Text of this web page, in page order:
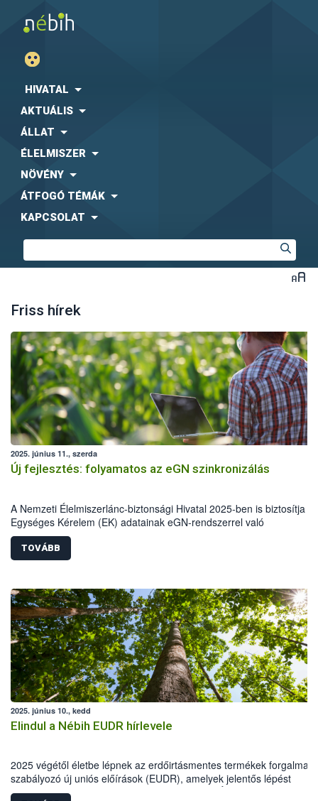
HIVATAL
AKTUÁLIS
ÁLLAT
ÉLELMISZER
NÖVÉNY
ÁTFOGÓ TÉMÁK
KAPCSOLAT
Friss hírek
2025. június 11., szerda
Új fejlesztés: folyamatos az eGN szinkronizálás
A Nemzeti Élelmiszerlánc-biztonsági Hivatal 2025-ben is biztosítja az
Egységes Kérelem (EK) adatainak eGN-rendszerrel való
összehangolását. Az elmúlt évek gyakorlatához hasonlóan idén is
átemelésre kerülnek a Magyar Államkincstár (MÁK) EK felületén
megadott adatok az Elektronikus Gazdálkodási Naplóba (eGN),
TOVÁBB
2025. június 10., kedd
Elindul a Nébih EUDR hírlevele
2025 végétől életbe lépnek az erdőirtásmentes termékek
szabályozó új uniós előírások (EUDR), amelyek jelentős lépést
jelentenek a fenntartható jövő felé. A Nemzeti Élelmiszerlánc-